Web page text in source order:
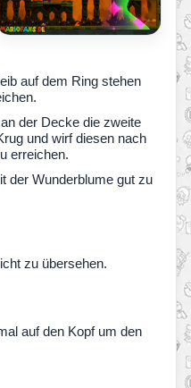
auf dem Ring stehen
der Decke die zweite
und wirf diesen nach
erreichen.
der Wunderblume gut zu
zu übersehen.
auf den Kopf um den